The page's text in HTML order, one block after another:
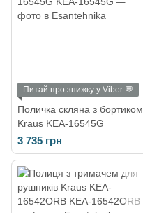
Питай про знижку у Viber 💬
Поличка скляна з бортиком
Kraus KEA-16545G
3 735 грн